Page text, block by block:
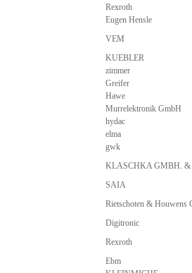
Rexroth
Eugen Hensle
VEM
KUEBLER
zimmer
Greifer
Hawe
Murrelektronik GmbH
hydac
elma
gwk
KLASCHKA GMBH. &
SAIA
Rietschoten & Houwens
Digitronic
Rexroth
Ebm